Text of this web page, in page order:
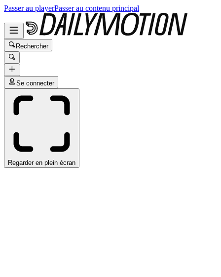
Passer au playerPasser au contenu principal
Rechercher
Se connecter
Regarder en plein écran